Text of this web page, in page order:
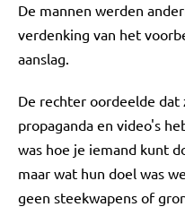
De mannen werden
verdenking van het
aanslag.
De rechter oordeelde dat
propaganda en video's
was hoe je iemand kunt
maar wat hun doel was
geen steekwapens of